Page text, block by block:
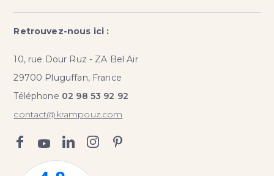
Retrouvez-nous ici :
10, rue Dour Ruz - ZA Bel Air
29700 Pluguffan, France
Téléphone 02 98 53 92 92
contact@krampouz.com